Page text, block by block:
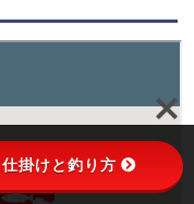
仕掛けと釣り方